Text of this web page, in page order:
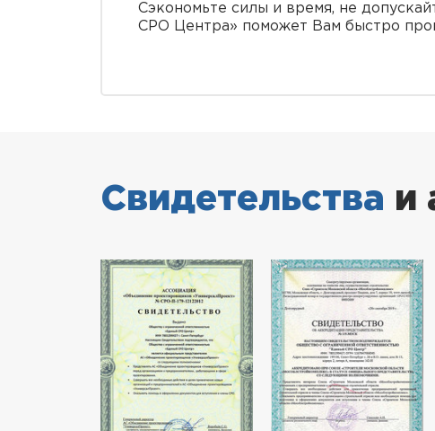
Сэкономьте силы и время, не
СРО Центра» поможет Вам быстро
Свидетельства и